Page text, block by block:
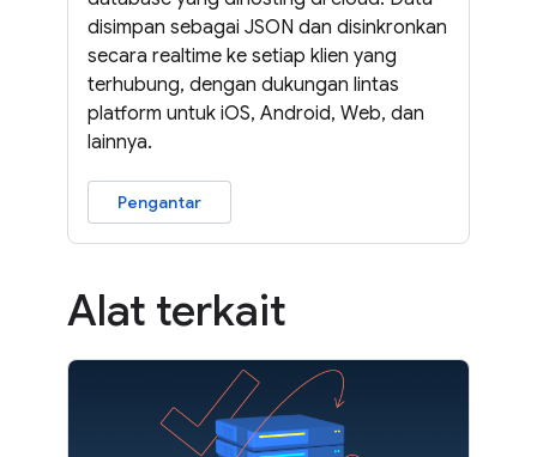
disimpan sebagai JSON dan disinkronkan
secara realtime ke setiap klien yang
terhubung, dengan dukungan lintas
platform untuk iOS, Android, Web, dan
lainnya.
Pengantar
Alat terkait